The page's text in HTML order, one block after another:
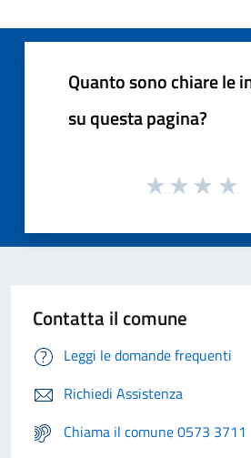
Quanto sono chiare le
su questa pagina?
Contatta il comune
Leggi le domande frequenti
Richiedi Assistenza
Chiama il comune 0573 3711